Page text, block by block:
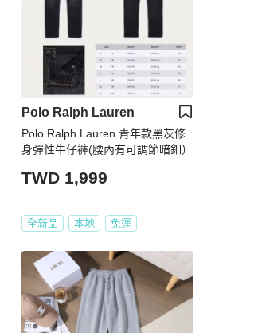
Polo Ralph Lauren
Polo Ralph Lauren 青年款黑灰修
身彈性牛仔褲(腰內有可調節暗釦）
TWD 1,999
全新品 本地 免運